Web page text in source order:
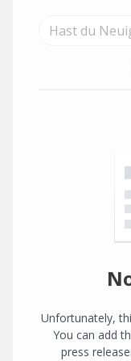
Unfortunately,
You can add
press